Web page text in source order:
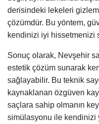
derisindeki lekeleri
çözümdür. Bu yöntem,
kendinizi iyi hissetmenizi
Sonuç olarak, Nevşehir
estetik çözüm sunarak
sağlayabilir. Bu teknik
kaynaklanan özgüven
saçlara sahip olmanın
simülasyonu ile kendinizi